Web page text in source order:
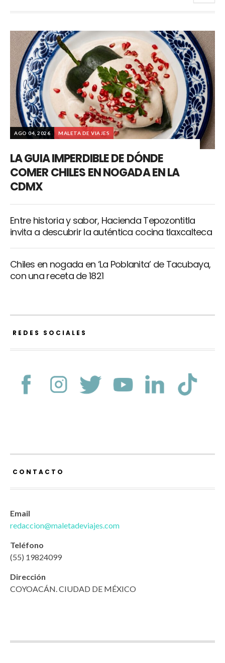
AGO 04, 2026 MALETA DE VIAJES
LA GUIA IMPERDIBLE DE DÓNDE
COMER CHILES EN NOGADA EN LA
CDMX
Entre historia y sabor, Hacienda Tepozontitla
invita a descubrir la auténtica cocina tlaxcalteca
Chiles en nogada en ‘La Poblanita’ de Tacubaya,
con una receta de 1821
REDES SOCIALES
CONTACTO
Email
redaccion@maletadeviajes.com
Teléfono
(55) 19824099
Dirección
COYOACÁN. CIUDAD DE MÉXICO